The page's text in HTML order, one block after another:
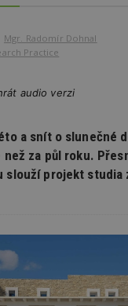
Mgr. Radomír Dohnal
Practice
audio verzi
a snít o slunečné
za půl roku.
slouží projekt studia